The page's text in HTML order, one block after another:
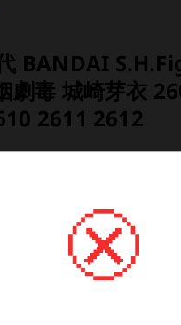
BANDAI
劇毒 城崎芽衣
2611 2612
數量，貨量不足或廠
下標順序出貨，請接
日完成結帳 感謝
塗裝可動完成品